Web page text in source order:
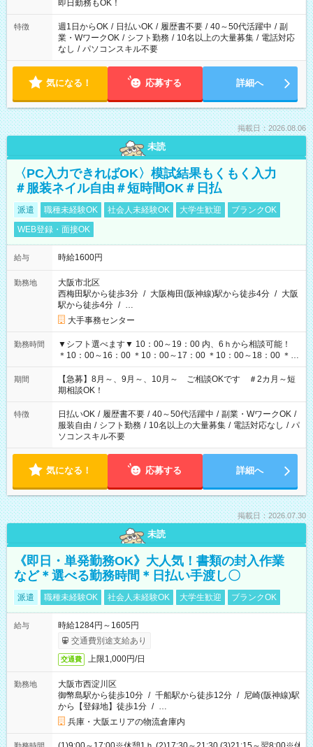
即日勤務もOK！
特徴 週1日からOK / 日払いOK / 履歴書不要 / 40～50代活躍中 / 副
業・WワークOK / シフト勤務 / 10名以上の大量募集 / 電話対応
なし / パソコンスキル不要
気になる！ 応募する 詳細へ
掲載日：2026.08.06
未読
〈PC入力できればOK〉模試結果もくもく入力
＃服装ネイル自由＃短時間OK＃日払
派遣 職種未経験OK 社会人未経験OK 大学生歓迎
ブランクOK
WEB登録・面接OK
給与 時給1600円
勤務地
大阪市北区
西梅田駅から徒歩3分 / 大阪梅田(阪神線)駅から徒歩4分 / 大阪
駅から徒歩4分 / …
大手事務センター
勤務時間
▼シフト選べます▼ 10：00～19：00 内、6ｈから相談可能！
＊10：00～16：00 ＊10：00～17：00 ＊10：00～18：00 ＊
11：00～19：00 ＊12：00～19：00 ＊13：00～19：00
期間
【急募】8月～、9月～、10月～ ご相談OKです ＃2カ月～短
期相談OK！
特徴 日払いOK / 履歴書不要 / 40～50代活躍中 / 副業・WワークOK /
服装自由 / シフト勤務 / 10名以上の大量募集 / 電話対応なし / パ
ソコンスキル不要
気になる！ 応募する 詳細へ
掲載日：2026.07.30
未読
《即日・単発勤務OK》大人気！書類の封入作業
など＊選べる勤務時間＊日払い手渡し〇
派遣 職種未経験OK 社会人未経験OK 大学生歓迎 ブランクOK
給与
時給1284円～1605円
交通費別途支給あり
交通費 上限1,000円/日
勤務地
大阪市西淀川区
御幣島駅から徒歩10分 / 千船駅から徒歩12分 / 尼崎(阪神線)駅
から【登録地】徒歩1分 / …
兵庫・大阪エリアの物流倉庫内